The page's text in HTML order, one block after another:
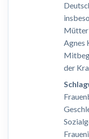
Agnes
der